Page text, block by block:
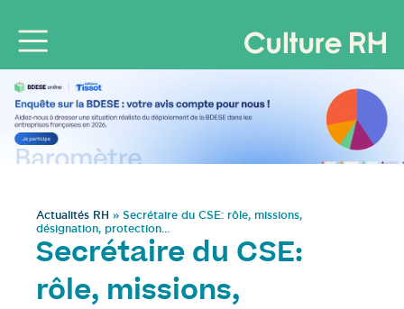
Actualités RH » Secrétaire du CSE: rôle, missions,
désignation, protection…
Secrétaire du CSE:
rôle, missions,